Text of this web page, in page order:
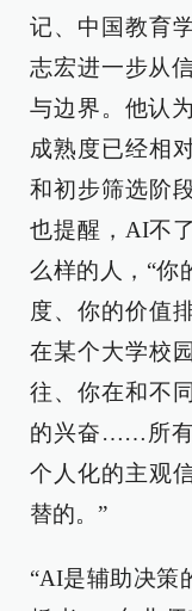
记、中国教育
志宏进一步从
与边界。他认
成熟度已经相
和初步筛选阶
也提醒，AI不
么样的人，“你
度、你的价值
在某个大学校
往、你在和不
的兴奋……所有
个人化的主观
替的。”
“AI是辅助决策